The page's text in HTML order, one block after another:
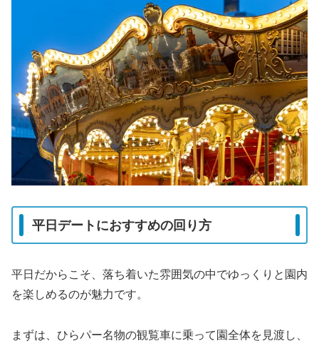
平日デートにおすすめの回り方
平日だからこそ、落ち着いた雰囲気の中でゆっくりと園内
を楽しめるのが魅力です。
まずは、ひらパー名物の観覧車に乗って園全体を見渡し、